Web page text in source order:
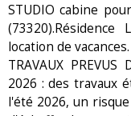
STUDIO cabine
(73320).Résidence
location de vacances.
TRAVAUX PREVUS
2026 : des travaux
l'été 2026, un